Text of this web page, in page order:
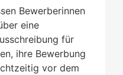
Bewerberinnen
eine
für
ihre Bewerbung
vor dem